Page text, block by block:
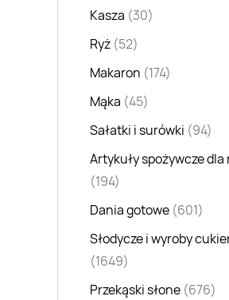
Kasza (30)
Ryż (52)
Makaron (174)
Mąka (45)
Sałatki i surówki (94)
Artykuły spożywcze
(194)
Dania gotowe (601)
Słodycze i wyroby
(1649)
Przekąski słone (676)